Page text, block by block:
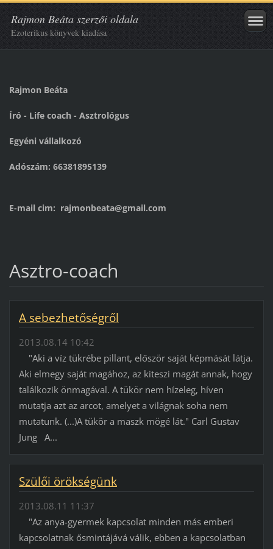
Rajmon Beáta szerzői oldala
Ezoterikus könyvek kiadása
Rajmon Beáta
Író - Life coach - Asztrológus
Egyéni vállalkozó
Adószám: 66381895139
E-mail cim: rajmonbeata@gmail.com
Asztro-coach
A sebezhetőségről
2013.08.14 10:42
"Aki a víz tükrébe pillant, először saját képmását látja.
Aki elmegy saját magához, az kiteszi magát annak, hogy
találkozik önmagával. A tükör nem hízeleg, híven
mutatja azt az arcot, amelyet a világnak soha nem
mutatunk. (...)A tükör a maszk mögé lát." Carl Gustav
Jung A...
Szülői örökségünk
2013.08.11 11:37
"Az anya-gyermek kapcsolat minden más emberi
kapcsolatnak ősmintájává válik, ebben a kapcsolatban